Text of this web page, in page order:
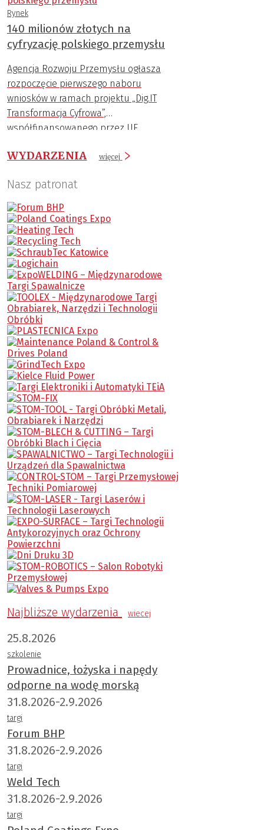
Program Dig.IT Transformacja Cyfrowa,
finansowany ze środków Unii Europejskiej
w ramach FENG, został stworzony właśnie
przedsiębiorstwom wkroczyć na wyższy
poziom cyfrowego rozwoju.
Rynek
140 milionów złotych na
cyfryzację polskiego przemysłu
Agencja Rozwoju Przemysłu ogłasza
rozpoczęcie pierwszego naboru
wniosków w ramach projektu „Dig.IT
Transformacja Cyfrowa”,
współfinansowanego przez UE.
WYDARZENIA więcej
Nasz patronat
Najbliższe wydarzenia wiecej
25.8.2026
szkolenie
Prowadnice, łożyska i napędy
odporne na wodę morską
31.8.2026-2.9.2026
targi
Forum BHP
31.8.2026-2.9.2026
targi
Weld Tech
31.8.2026-2.9.2026
targi